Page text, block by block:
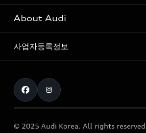
S range
아우디 신차 재고
아우디 모델 비교하기
아우디 공식 인증 중고차
The new Audi A6 Taste Drive 이벤트
고객안내
Audi Connect
myAudiworld
내비게이션 데이터 다운로드
아우디 영상 매뉴얼
About Audi
아우디 브랜드
Formula 1
Audi Story
아우디코리아 소식
사업자등록정보
통신판매업신고번호 : 2024-서울종로-1079
대표자명 : 틸 셰어
딩)
© 2025 Audi Korea. All rights reserved